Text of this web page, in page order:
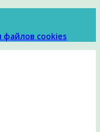
файлов cookies